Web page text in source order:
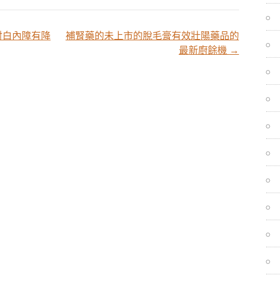
內障有降
補腎藥的未上市的脫毛膏有效壯陽藥品的
最新廚餘機 →